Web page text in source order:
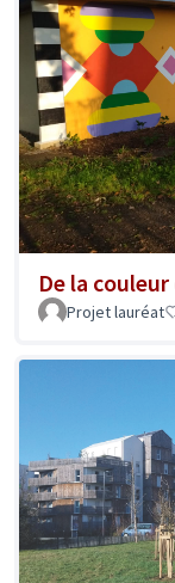
De la
Projet lauréat